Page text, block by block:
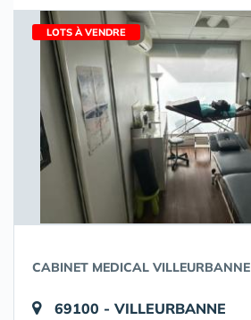
LOTS À VENDRE
CABINET MEDICAL VILLEURBANNE
69100 - VILLEURBANNE